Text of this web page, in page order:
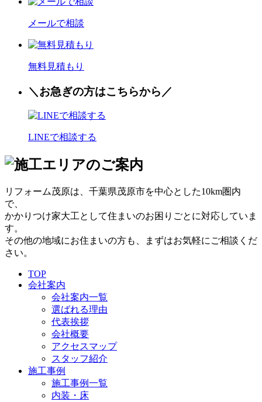
メールで相談
無料見積もり
＼お急ぎの方はこちらから／
LINEで相談する
リフォーム茂原は、千葉県茂原市を中心とした10km圏内
で、
かかりつけ家大工として住まいのお困りごとに対応していま
す。
その他の地域にお住まいの方も、まずはお気軽にご相談くだ
さい。
TOP
会社案内
会社案内一覧
選ばれる理由
代表挨拶
会社概要
アクセスマップ
スタッフ紹介
施工事例
施工事例一覧
内装・床